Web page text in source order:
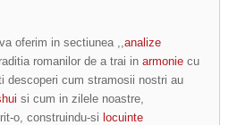
oferim in sectiunea ,,analize
romanilor de a trai in armonie cu
descoperi cum stramosii nostri au
si cum in zilele noastre,
o, construindu-si locuinte